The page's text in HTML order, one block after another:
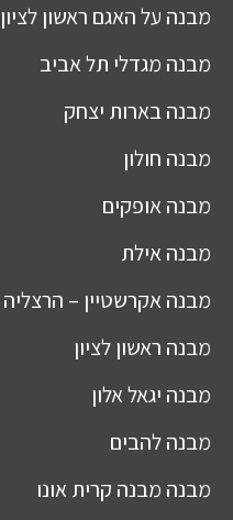
מבנה על האגם ראשון לציון
מבנה מגדלי תל אביב
מבנהבארות יצחק
מבנה חולון
מבנהאופקים
מבנהאילת
מבנהאקרשטיין – הרצליה
מבנה ראשון לציון
מבנה יגאל אלון
מבנהלהבים
מבנה מבנה קרית אונו